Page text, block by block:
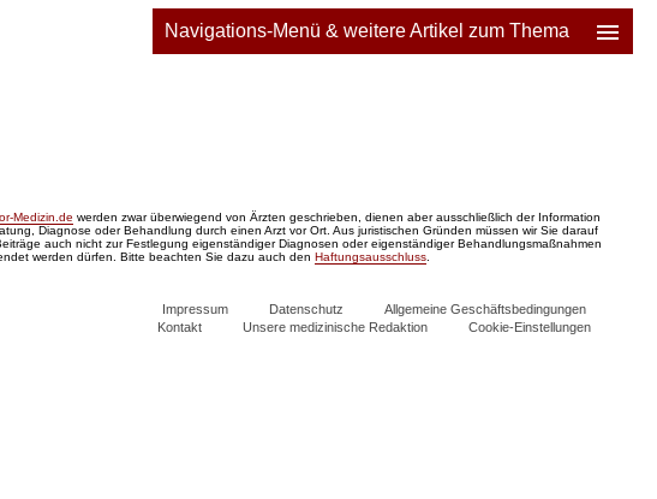
Navigations-Menü & weitere Artikel zum Thema
Medizin.de werden zwar überwiegend von Ärzten geschrieben, dienen aber ausschließlich der Information
Diagnose oder Behandlung durch einen Arzt vor Ort. Aus juristischen Gründen müssen wir Sie darauf
auch nicht zur Festlegung eigenständiger Diagnosen oder eigenständiger Behandlungsmaßnahmen
werden dürfen. Bitte beachten Sie dazu auch den Haftungsausschluss.
Impressum Datenschutz
Allgemeine Geschäftsbedingungen
Kontakt
Unsere medizinische Redaktion Cookie-Einstellungen